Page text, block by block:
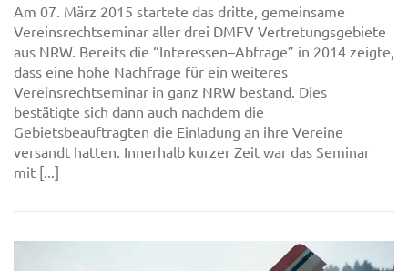
Am 07. März 2015 startete das dritte, gemeinsame
Vereinsrechtseminar aller drei DMFV Vertretungsgebiete
aus NRW. Bereits die “Interessen–Abfrage” in 2014 zeigte,
dass eine hohe Nachfrage für ein weiteres
Vereinsrechtseminar in ganz NRW bestand. Dies
bestätigte sich dann auch nachdem die
Gebietsbeauftragten die Einladung an ihre Vereine
versandt hatten. Innerhalb kurzer Zeit war das Seminar
mit [...]